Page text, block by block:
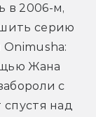
в 2006-м,
серию
Жана
с
над